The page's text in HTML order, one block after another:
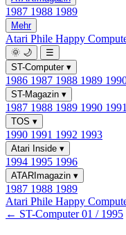
1987 1988 1989
Mehr
Atari Phile Happy
🌞 🌙
☰
ST-Computer ▾
1986 1987 1988 1989
ST-Magazin ▾
1987 1988 1989 1990 1991
TOS ▾
1990 1991 1992 1993
Atari Inside ▾
1994 1995 1996
ATARImagazin ▾
1987 1988 1989
Atari Phile Happy
← ST-Computer 01 / 1995